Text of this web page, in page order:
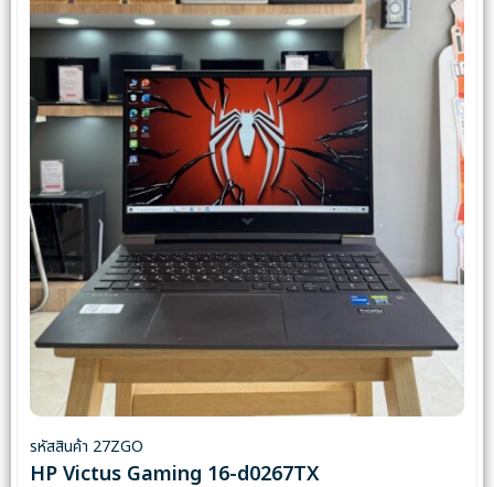
รหัสสินค้า 27ZGO
HP Victus Gaming 16-d0267TX